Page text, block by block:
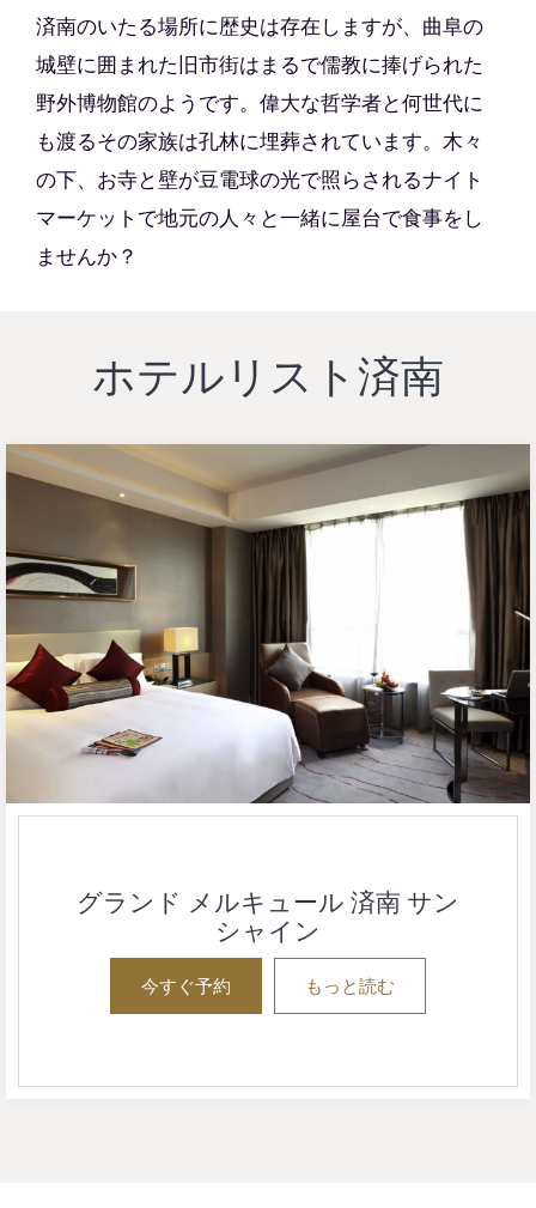
済南のいたる場所に歴史は存在しますが、曲阜の
城壁に囲まれた旧市街はまるで儒教に捧げられた
野外博物館のようです。偉大な哲学者と何世代に
も渡るその家族は孔林に埋葬されています。木々
の下、お寺と壁が豆電球の光で照らされるナイト
マーケットで地元の人々と一緒に屋台で食事をし
ませんか？
ホテルリスト済南
グランド メルキュール 済南 サン
シャイン
今すぐ予約 もっと読む